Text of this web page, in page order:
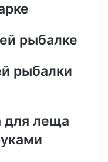
рыбалке
рыбалки
для леща